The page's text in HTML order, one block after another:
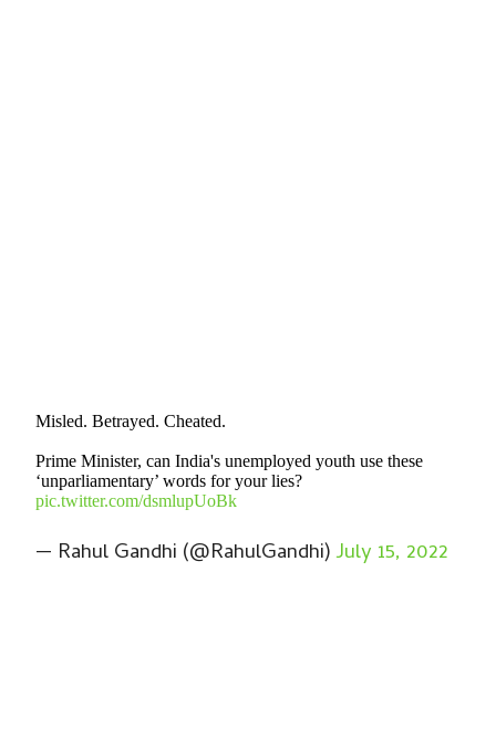
Misled. Betrayed. Cheated.
Prime Minister, can India's unemployed youth use these
‘unparliamentary’ words for your lies?
pic.twitter.com/dsmlupUoBk
— Rahul Gandhi (@RahulGandhi)July 15, 2022